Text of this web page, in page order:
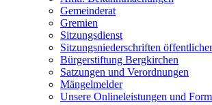
Gemeinderat
Gremien
Sitzungsdienst
Sitzungsniederschriften
Bürgerstiftung Bergkirchen
Satzungen und Verordnungen
Mängelmelder
Unsere Onlineleistungen und